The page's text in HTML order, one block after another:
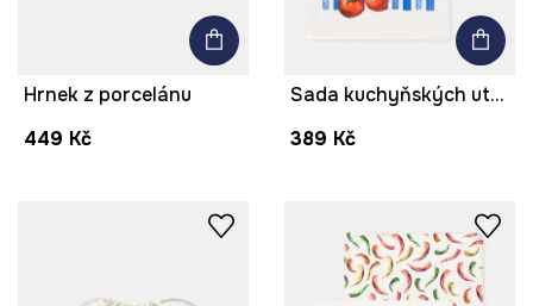
Hrnek z porcelánu
449 Kč
Sada kuchyňských utěrek
389 Kč